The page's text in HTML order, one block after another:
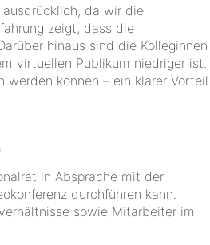
da wir die
zeigt, dass die
hinaus sind die Kolleginnen
virtuellen Publikum niedriger ist.
können – ein klarer Vorteil
in Absprache mit der
durchführen kann.
sowie Mitarbeiter im